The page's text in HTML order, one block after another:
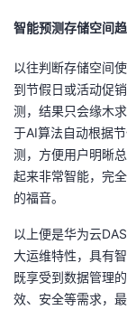
智能预测存储空间
以往判断存储空间使
到节假日或活动促
测，结果只会缘木
于AI算法自动根据
测，方便用户明晰
起来非常智能，完
的福音。
以上便是华为云DAS
大运维特性，具有
既享受到数据管理
效、安全等需求，